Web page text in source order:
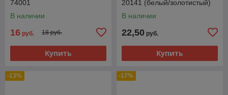
74001
В наличии
16 руб. 18 руб.
Купить
20141 (белый/золотистый)
В наличии
22,50 руб.
Купить
-13% -17%